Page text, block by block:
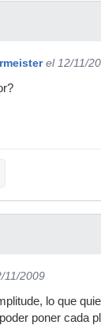
el 12/11/
11/2009
lo que
poner cada